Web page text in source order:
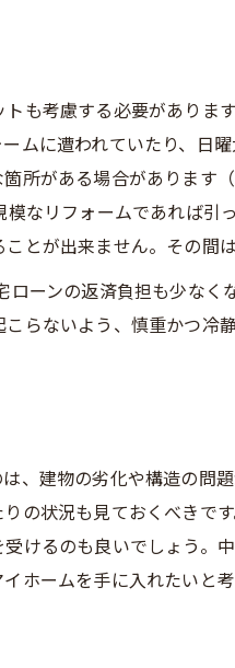
も考慮する必要があり
ムに遭われていたり、日
所がある場合がありま
なリフォームであれば
とが出来ません。その間
ーンの返済負担も少な
らないよう、慎重かつ冷
、建物の劣化や構造の問
の状況も見ておくべきで
けるのも良いでしょう。
ホームを手に入れたいと